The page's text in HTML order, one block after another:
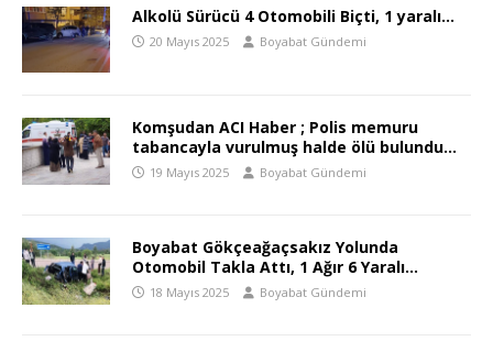
Alkolü Sürücü 4 Otomobili Biçti, 1 yaralı…
20 Mayıs 2025 Boyabat Gündemi
Komşudan ACI Haber ; Polis memuru
tabancayla vurulmuş halde ölü bulundu…
19 Mayıs 2025 Boyabat Gündemi
Boyabat Gökçeağaçsakız Yolunda
Otomobil Takla Attı, 1 Ağır 6 Yaralı…
18 Mayıs 2025 Boyabat Gündemi